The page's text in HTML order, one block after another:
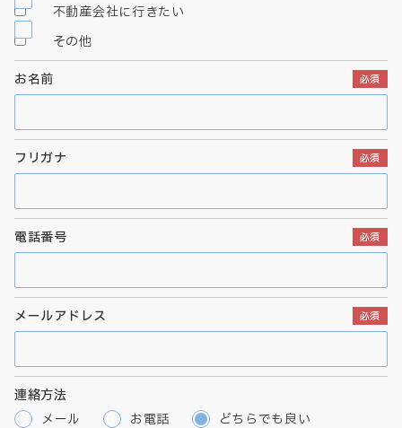
不動産会社に行きたい
その他
お名前
フリガナ
電話番号
メールアドレス
連絡方法
メール
お電話 どちらでも良い